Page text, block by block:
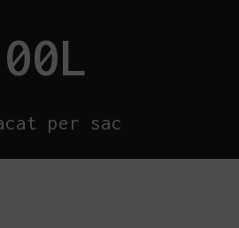
L
per sac